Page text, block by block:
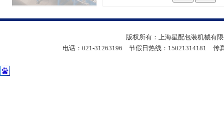
版权所有：上海星配包装机械有
电话：021-31263196 节假日热线：15021314181 传